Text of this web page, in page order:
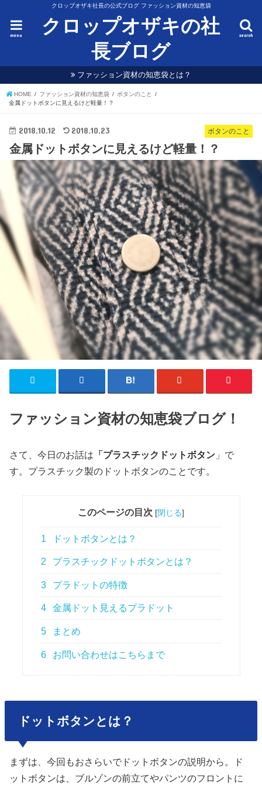
クロップオザキ社長の公式ブログ ファッション資材の知恵袋
クロップオザキの社
長ブログ
search
menu
ファッション資材の知恵袋とは？
HOME ファッション資材の知恵袋
ボタンのこと
金属ドットボタンに見えるけど軽量！？
ボタンのこと
2018.10.12 2018.10.23
金属ドットボタンに見えるけど軽量！？
ファッション資材の知恵袋ブログ！
さて、今日のお話は 「プラスチックドットボタン 」 で
す。プラスチック製の ドットボタンのことです。
このページの目次 [閉じる]
1 ドットボタンとは？
2 プラスチックドットボタンとは？
3 プラドットの特徴
4 金属ドット見えるプラドット
5 まとめ
6 お問い合わせはこちらまで
ドットボタンとは？
まずは、今回もおさらいでドットボタンの説明から。
ド
ットボタンは、ブルゾンの前立てやパンツのフロントに